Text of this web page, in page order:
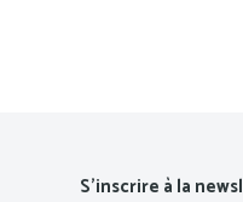
S’inscrire à la